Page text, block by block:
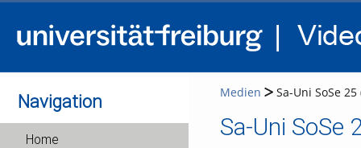
Navigation
Home
Medien Sa-Uni SoSe 25
Sa-Uni SoSe